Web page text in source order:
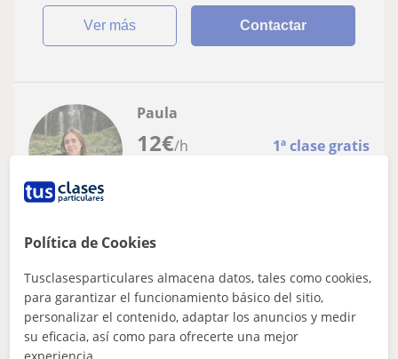
ver más Contactar
12€/h 1ª clase gratis
Paula
Catalán
Soy estudiante de la Universidad de
Barcelona. Doy clases de repaso desde
hace 3 años. Puedo hacerlas
presencialmente o online.
Tengo más de 3 años de experiencia dando clases de
repaso a estudiantes de Primaria. Me adapto al nivel y
Política de Cookies
Tusclasesparticulares almacena datos, tales como cookies,
para garantizar el funcionamiento básico del sitio,
personalizar el contenido, adaptar los anuncios y medir
su eficacia, así como para ofrecerte una mejor
experiencia.